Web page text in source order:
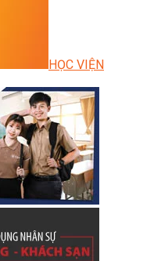
HỌC VIỆN